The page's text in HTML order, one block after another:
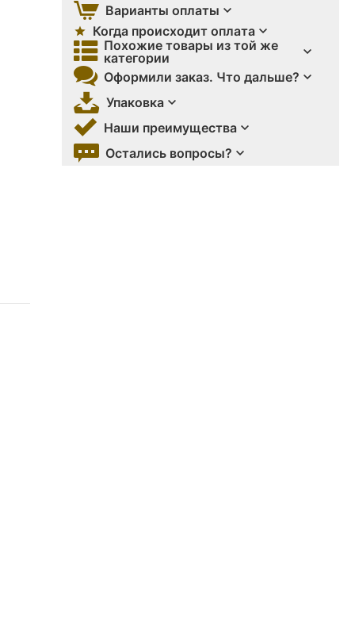
Варианты оплаты
Когда происходит оплата
Похожие товары из той же
категории
Оформили заказ. Что дальше?
Упаковка
Наши преимущества
Остались вопросы?